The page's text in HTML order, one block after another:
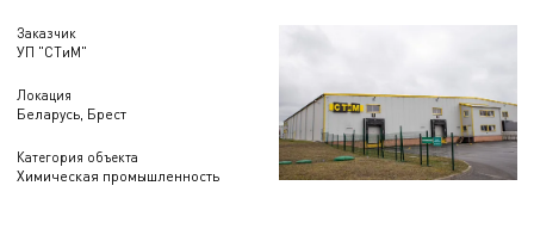
Заказчик
УП "СТиМ"
Локация
Беларусь, Брест
Категория объекта
Химическая промышленность